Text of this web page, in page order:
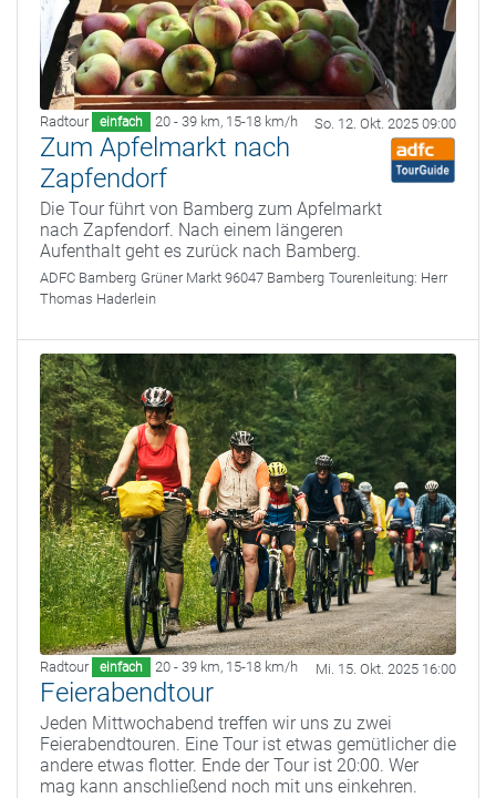
Radtour einfach 20 - 39 km, 15-18 km/h So. 12. Okt. 2025 09:00
Zum Apfelmarkt nach
Zapfendorf
Die Tour führt von Bamberg zum Apfelmarkt
nach Zapfendorf. Nach einem längeren
Aufenthalt geht es zurück nach Bamberg.
ADFC Bamberg Grüner Markt 96047 Bamberg Tourenleitung: Herr
Thomas Haderlein
Radtour einfach 20 - 39 km, 15-18 km/h Mi. 15. Okt. 2025 16:00
Feierabendtour
Jeden Mittwochabend treffen wir uns zu zwei
Feierabendtouren. Eine Tour ist etwas gemütlicher die
andere etwas flotter. Ende der Tour ist 20:00. Wer
mag kann anschließend noch mit uns einkehren.